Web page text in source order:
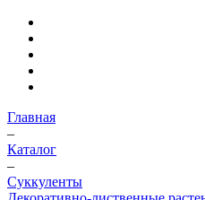
Главная
–
Каталог
–
Суккуленты